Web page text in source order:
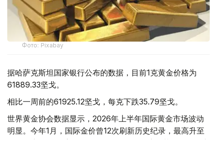
Фото: Pixabay
据哈萨克斯坦国家银行公布的数据，目前1克黄金价格为
61889.33坚戈。
相比一周前的61925.12坚戈，每克下跌35.79坚戈。
世界黄金协会数据显示，2026年上半年国际黄金市场波动
明显。今年1月，国际金价曾12次刷新历史纪录，最高升至
每金衡盎司5405美元；但到6月，金价一度回落至每金衡盎